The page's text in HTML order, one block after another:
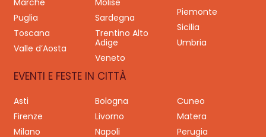
Piemonte
Puglia
Sardegna
Sicilia
Toscana
Trentino Alto
Adige
Umbria
Valle d’Aosta
Veneto
EVENTI E FESTE IN CITTÀ
Asti Bologna
Cuneo
Firenze
Livorno
Matera
Milano
Napoli
Perugia